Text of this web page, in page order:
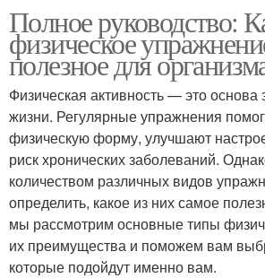
Полное руководство:
физическое
полезное для
Физическая активность — это основа
жизни. Регулярные упражнения
физическую форму, улучшают
риск хронических заболеваний.
количеством различных видов
определить, какое из них самое
мы рассмотрим основные типы
их преимущества и поможем вам
которые подойдут именно вам.